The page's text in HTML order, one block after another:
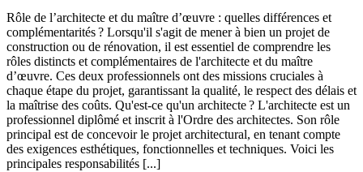
Rôle de l’architecte et du maître d’œuvre : quelles différences et
complémentarités ? Lorsqu'il s'agit de mener à bien un projet de
construction ou de rénovation, il est essentiel de comprendre les
rôles distincts et complémentaires de l'architecte et du maître
d’œuvre. Ces deux professionnels ont des missions cruciales à
chaque étape du projet, garantissant la qualité, le respect des délais et
la maîtrise des coûts. Qu'est-ce qu'un architecte ? L'architecte est un
professionnel diplômé et inscrit à l'Ordre des architectes. Son rôle
principal est de concevoir le projet architectural, en tenant compte
des exigences esthétiques, fonctionnelles et techniques. Voici les
principales responsabilités [...]